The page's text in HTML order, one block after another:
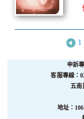
1
申訴
客服專線：
五南
地址：